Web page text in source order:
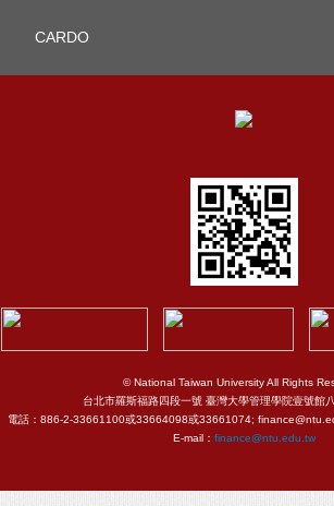
CARDO
© National Taiwan University All Rights
台北市羅斯福路四段一號 臺灣大學管理學院壹號館
電話：886-2-33661100或33664098或33661074;
E-mail： finance@ntu.edu.tw